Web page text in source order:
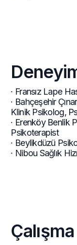
· Fransız Lape
· Bahçeşehir
Klinik Psikolog,
· Erenköy Benlik
Psikoterapist
· Beylikdüzü
· Nibou Sağlık